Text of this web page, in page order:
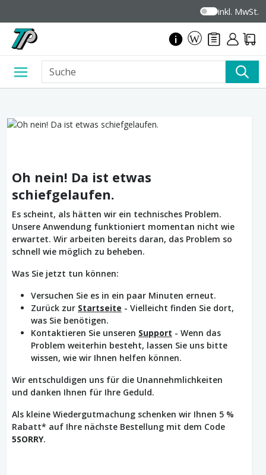
inkl. MwSt.
Oh nein! Da ist etwas
schiefgelaufen.
Es scheint, als hätten wir ein technisches Problem.
Unsere Anwendung funktioniert momentan nicht wie
erwartet. Wir arbeiten bereits daran, das Problem so
schnell wie möglich zu beheben.
Was Sie jetzt tun können:
Versuchen Sie es in ein paar Minuten erneut.
Zurück zur Startseite - Vielleicht finden Sie dort,
was Sie benötigen.
Kontaktieren Sie unseren Support - Wenn das
Problem weiterhin besteht, lassen Sie uns bitte
wissen, wie wir Ihnen helfen können.
Wir entschuldigen uns für die Unannehmlichkeiten
und danken Ihnen für Ihre Geduld.
Als kleine Wiedergutmachung schenken wir Ihnen 5 %
Rabatt* auf Ihre nächste Bestellung mit dem Code
5SORRY.